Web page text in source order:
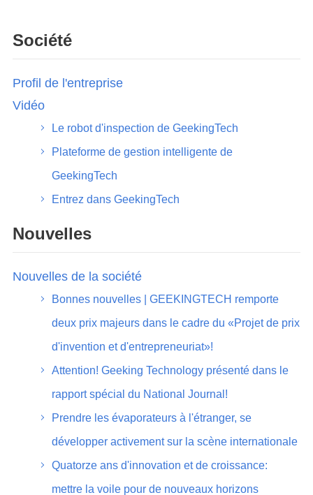
Société
Profil de l'entreprise
Vidéo
Le robot d'inspection de GeekingTech
Plateforme de gestion intelligente de
GeekingTech
Entrez dans GeekingTech
Nouvelles
Nouvelles de la société
Bonnes nouvelles | GEEKINGTECH remporte
deux prix majeurs dans le cadre du «Projet de prix
d'invention et d'entrepreneuriat»!
Attention! Geeking Technology présenté dans le
rapport spécial du National Journal!
Prendre les évaporateurs à l'étranger, se
développer activement sur la scène internationale
Quatorze ans d'innovation et de croissance:
mettre la voile pour de nouveaux horizons